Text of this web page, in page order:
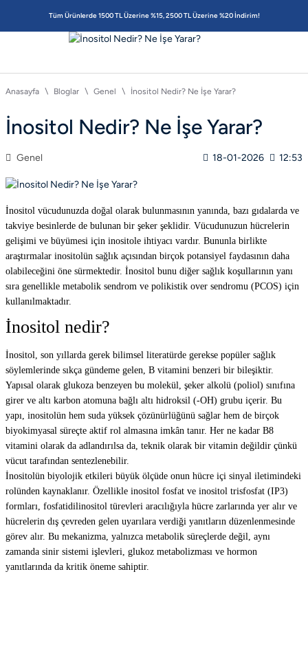
Tüm Ürünlerde 1500 TL Üzerine %15, 2500 TL Üzerine %20 İndirim!
Anasayfa Bloglar Genel İnositol Nedir? Ne İşe Yarar?
İnositol Nedir? Ne İşe Yarar?
Genel 18-01-2026 12:53
İnositol vücudunuzda doğal olarak bulunmasının yanında, bazı gıdalarda ve
takviye besinlerde de bulunan bir şeker şeklidir. Vücudunuzun hücrelerin
gelişimi ve büyümesi için inositole ihtiyacı vardır. Bununla birlikte
araştırmalar inositolün sağlık açısından birçok potansiyel faydasının daha
olabileceğini öne sürmektedir. İnositol bunu diğer sağlık koşullarının yanı
sıra genellikle metabolik sendrom ve polikistik over sendromu (PCOS) için
kullanılmaktadır.
İnositol nedir?
İnositol, son yıllarda gerek bilimsel literatürde gerekse popüler sağlık
söylemlerinde sıkça gündeme gelen, B vitamini benzeri bir bileşiktir.
Yapısal olarak glukoza benzeyen bu molekül, şeker alkolü (poliol) sınıfına
girer ve altı karbon atomuna bağlı altı hidroksil (-OH) grubu içerir. Bu
yapı, inositolün hem suda yüksek çözünürlüğünü sağlar hem de birçok
biyokimyasal süreçte aktif rol almasına imkân tanır. Her ne kadar B8
vitamini olarak da adlandırılsa da, teknik olarak bir vitamin değildir çünkü
vücut tarafından sentezlenebilir.
İnositolün biyolojik etkileri büyük ölçüde onun hücre içi sinyal iletimindeki
rolünden kaynaklanır. Özellikle inositol fosfat ve inositol trisfosfat (IP3)
formları, fosfatidilinositol türevleri aracılığıyla hücre zarlarında yer alır ve
hücrelerin dış çevreden gelen uyarılara verdiği yanıtların düzenlenmesinde
görev alır. Bu mekanizma, yalnızca metabolik süreçlerde değil, aynı
zamanda sinir sistemi işlevleri, glukoz metabolizması ve hormon
yanıtlarında da kritik öneme sahiptir.